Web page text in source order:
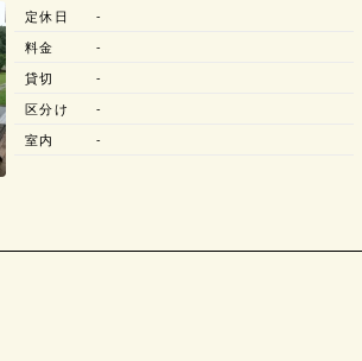
定休日
-
料金
-
貸切
-
区分け
-
室内
-